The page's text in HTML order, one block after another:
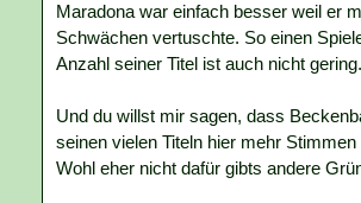
Maradona war einfach besser weil er
Schwächen vertuschte. So einen
Anzahl seiner Titel ist auch nicht gering.
Und du willst mir sagen, dass
seinen vielen Titeln hier mehr
Wohl eher nicht dafür gibts andere